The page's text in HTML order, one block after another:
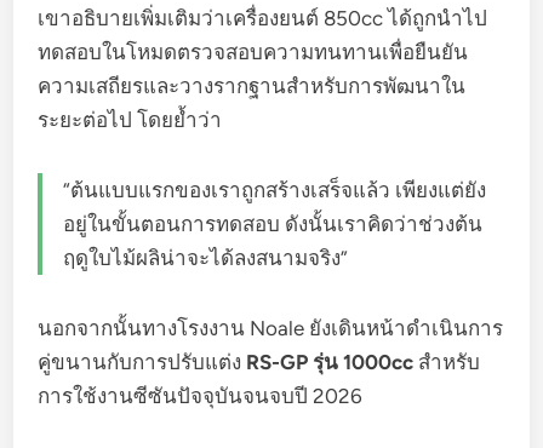
เขาอธิบายเพิ่มเติมว่าเครื่องยนต์ 850cc ได้ถูกนำไป
ทดสอบในโหมดตรวจสอบความทนทานเพื่อยืนยัน
ความเสถียรและวางรากฐานสำหรับการพัฒนาใน
ระยะต่อไป โดยย้ำว่า
“ต้นแบบแรกของเราถูกสร้างเสร็จแล้ว เพียงแต่ยัง
อยู่ในขั้นตอนการทดสอบ ดังนั้นเราคิดว่าช่วงต้น
ฤดูใบไม้ผลิน่าจะได้ลงสนามจริง”
นอกจากนั้นทางโรงงาน Noale ยังเดินหน้าดำเนินการ
คู่ขนานกับการปรับแต่ง RS-GP รุ่น 1000cc สำหรับ
การใช้งานซีซันปัจจุบันจนจบปี 2026